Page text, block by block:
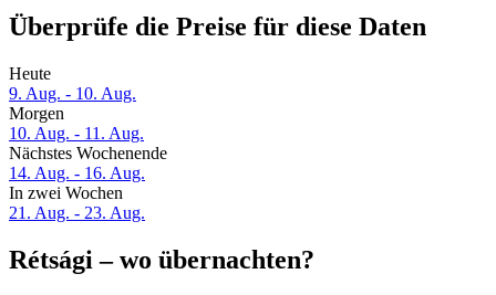
Überprüfe die Preise für diese Daten
Heute
9. Aug. - 10. Aug.
Morgen
10. Aug. - 11. Aug.
Nächstes Wochenende
14. Aug. - 16. Aug.
In zwei Wochen
21. Aug. - 23. Aug.
Rétsági – wo übernachten?